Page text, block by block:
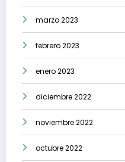
marzo 2023
febrero 2023
enero 2023
diciembre 2022
noviembre 2022
octubre 2022